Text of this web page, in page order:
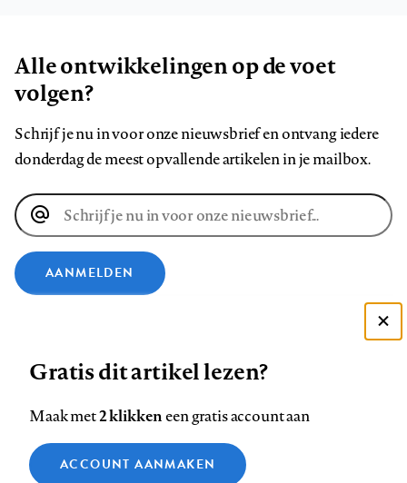
Alle ontwikkelingen op de voet
volgen?
Schrijf je nu in voor onze nieuwsbrief en ontvang iedere
donderdag de meest opvallende artikelen in je mailbox.
E-
mailadres
AANMELDEN
ons
op
Facebook
ons
op
LinkedIn
ons
op
Bluesky
ons
op
Instagram
ons
op
YouTube
ons
Footer
Contact Privacy
Medische vragen verdienen
Gratis dit artikel lezen?
Maak met2 klikkeneen gratis account aan
ACCOUNT AANMAKEN
Zie onze cookie policy